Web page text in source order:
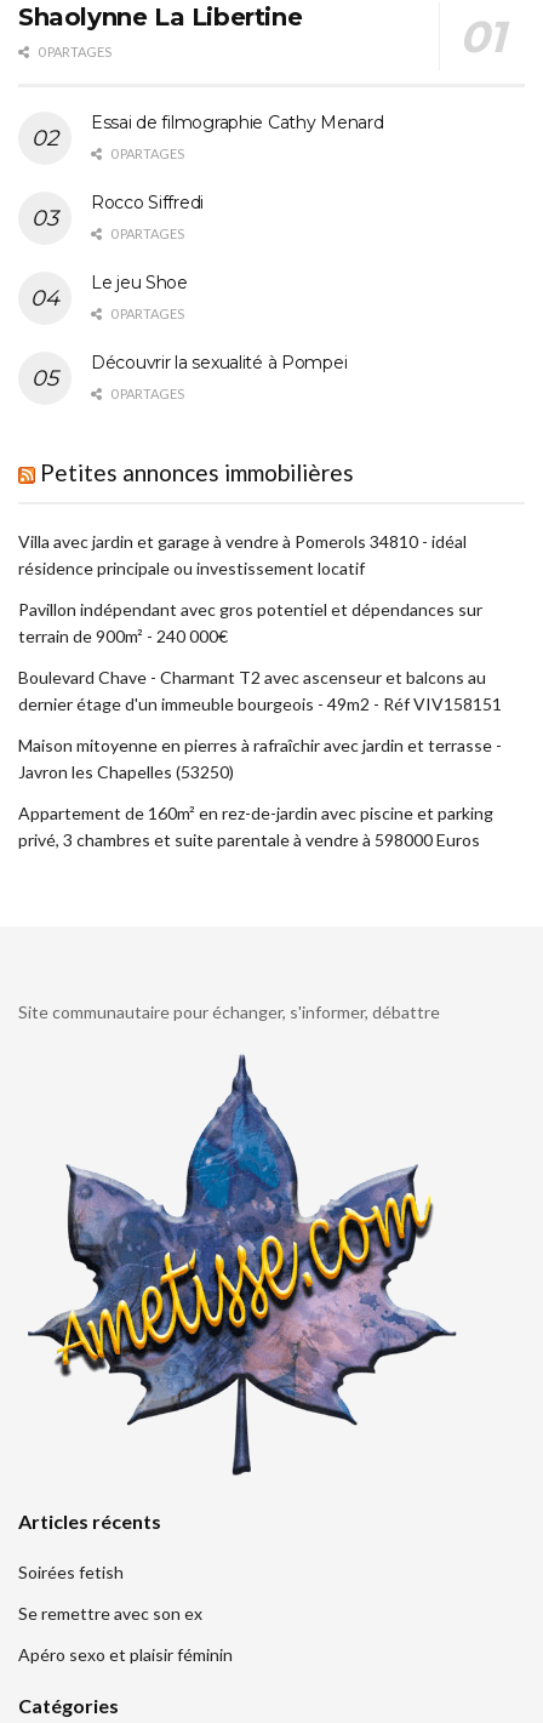
Shaolynne La Libertine
0 PARTAGES
Essai de filmographie Cathy Menard
0 PARTAGES
Rocco Siffredi
0 PARTAGES
Le jeu Shoe
0 PARTAGES
Découvrir la sexualité à Pompei
0 PARTAGES
Petites annonces immobilières
Villa avec jardin et garage à vendre à Pomerols 34810 - idéal
résidence principale ou investissement locatif
Pavillon indépendant avec gros potentiel et dépendances sur
terrain de 900m² - 240 000€
Boulevard Chave - Charmant T2 avec ascenseur et balcons au
dernier étage d'un immeuble bourgeois - 49m2 - Réf VIV158151
Maison mitoyenne en pierres à rafraîchir avec jardin et terrasse -
Javron les Chapelles (53250)
Appartement de 160m² en rez-de-jardin avec piscine et parking
privé, 3 chambres et suite parentale à vendre à 598000 Euros
Site communautaire pour échanger, s'informer, débattre
Articles récents
Soirées fetish
Se remettre avec son ex
Apéro sexo et plaisir féminin
Catégories